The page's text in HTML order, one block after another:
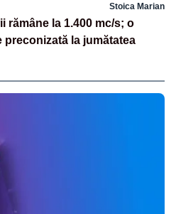
Stoica Marian
rămâne la 1.400 mc/s; o
la jumătatea